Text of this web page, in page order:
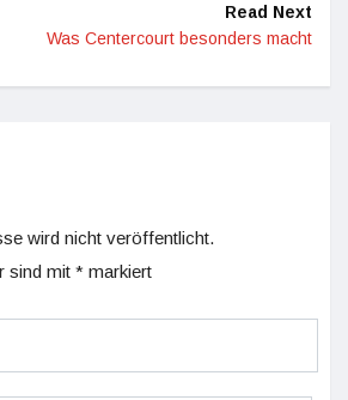
Read Next
Was Centercourt besonders macht
wird nicht veröffentlicht.
sind mit * markiert